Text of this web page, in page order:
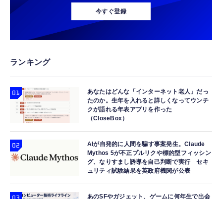
モニター 21.5インチ IPS フルHD｜
HDMI/DisplayPort/VGA｜5ms 応答｜ブルー
ライトカット & フリッカーフリー｜VESA 対
￥8,520
【整備済み品】 Nintendo Switch Lite 本体
￥25,856
質ストリーミング | ストリーミングメディア
プレイヤー
￥9,980
Amazon Echo Dot (エコードット) 第5世代 -
Alexa、センサー搭載、鮮やかなサウンド｜チ
ャコール
￥7,480
アム ３４ スカイラインＧＴＲ（ＫＰＧＣ１
０）
￥6,891
HiPlay 無限新星 IN ERA+ 青鳶 アズール・フ
ァルコン 変形可能メカ RMD 1/100 色分け済
みプラモデル 組み立てキット
￥12,400
今すぐ登録
ランキング
あなたはどんな「インターネット老人」だっ
たのか。生年を入れると詳しくなってウンチ
クが語れる年表アプリを作った
（CloseBox）
AIが自発的に人間を騙す事案発生。Claude
Mythos 5が不正プルリクや標的型フィッシン
グ、なりすまし誘導を自己判断で実行 セキ
ュリティ試験結果を英政府機関が公表
あのSFやガジェット、ゲームに何年生で出会